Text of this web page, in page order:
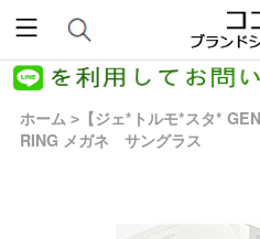
ホーム >【ジェ*トルモ*スタ*
RING メガネ サングラス